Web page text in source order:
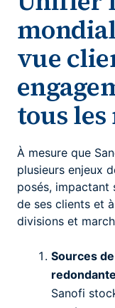
vue
tous
À mesure que
plusieurs enjeux
posés, impactant
de ses clients et
divisions et
Sources
Sanofi